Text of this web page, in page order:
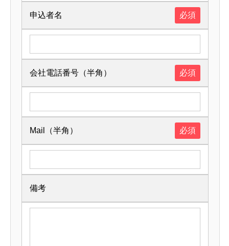
申込者名 必須
会社電話番号（半角） 必須
Mail（半角） 必須
備考